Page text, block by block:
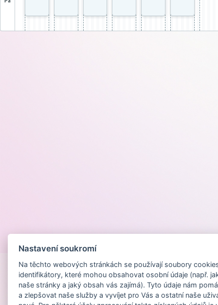
Nastavení soukromí
Na těchto webových stránkách se používají soubory
identifikátory, které mohou obsahovat osobní údaje (např.
naše stránky a jaký obsah vás zajímá). Tyto údaje nám
a zlepšovat naše služby a vyvíjet pro Vás a ostatní naše